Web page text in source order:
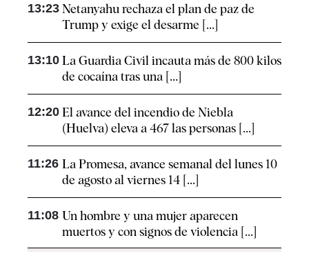
13:23 Netanyahu rechaza el plan de paz de
Trump y exige el desarme [...]
13:10 La Guardia Civil incauta más de 800 kilos
de cocaína tras una [...]
12:20 El avance del incendio de Niebla
(Huelva) eleva a 467 las personas [...]
11:26 La Promesa, avance semanal del lunes 10
de agosto al viernes 14 [...]
11:08 Un hombre y una mujer aparecen
muertos y con signos de violencia [...]